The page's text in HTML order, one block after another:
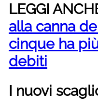
LEGGI
alla canna
cinque ha
debiti
I nuovi